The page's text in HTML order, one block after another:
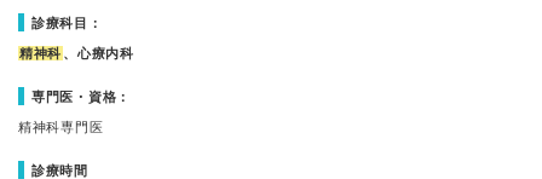
診療科目：
精神科 、心療内科
専門医・資格：
精神科専門医
診療時間